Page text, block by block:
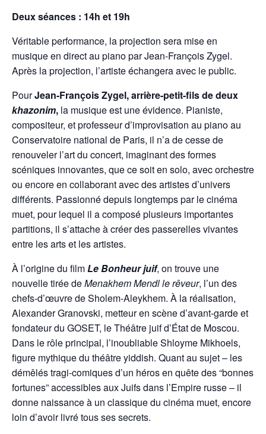
Deux séances : 14h et 19h
Véritable performance, la projection sera mise en
musique en direct au piano par Jean-François Zygel.
Après la projection, l’artiste échangera avec le public.
PourJean-François Zygel, arrière-petit-fils de deux
khazonim, la musique est une évidence. Pianiste,
compositeur, et professeur d’improvisation au piano au
Conservatoire national de Paris, il n’a de cesse de
renouveler l’art du concert, imaginant des formes
scéniques innovantes, que ce soit en solo, avec orchestre
ou encore en collaborant avec des artistes d’univers
différents. Passionné depuis longtemps par le cinéma
muet, pour lequel il a composé plusieurs importantes
partitions, il s’attache à créer des passerelles vivantes
entre les arts et les artistes.
À l’origine du filmLe Bonheur juif, on trouve une
nouvelle tirée deMenakhem Mendl le rêveur, l’un des
chefs-d’œuvre de Sholem-Aleykhem. À la réalisation,
Alexander Granovski, metteur en scène d’avant-garde et
fondateur du GOSET, le Théâtre juif d’État de Moscou.
Dans le rôle principal, l’inoubliable Shloyme Mikhoels,
figure mythique du théâtre yiddish. Quant au sujet – les
démêlés tragi-comiques d’un héros en quête des “bonnes
fortunes” accessibles aux Juifs dans l’Empire russe – il
donne naissance à un classique du cinéma muet, encore
loin d’avoir livré tous ses secrets.